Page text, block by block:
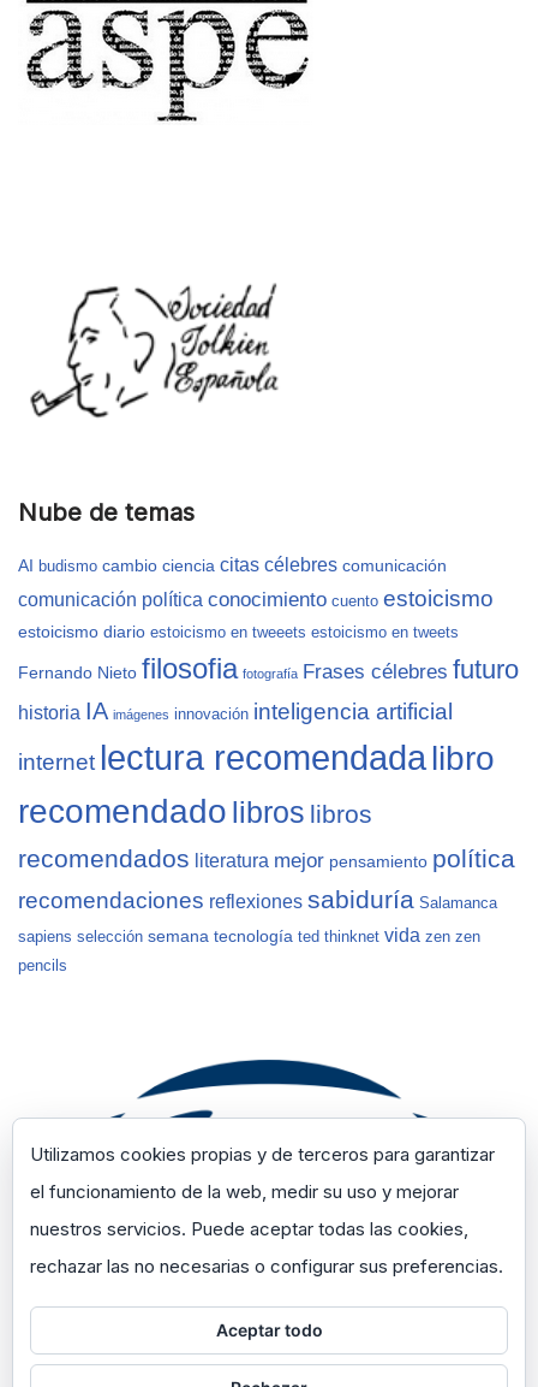
Nube de temas
AI budismo cambio ciencia citas célebres comunicación
comunicación política conocimiento cuento estoicismo
estoicismo diario estoicismo en tweeets estoicismo en tweets
Fernando Nieto filosofia fotografía Frases célebres futuro
historia IA imágenes innovación inteligencia artificial
internet lectura recomendadalibro
recomendado libros libros
recomendados literatura mejor pensamiento política
recomendaciones reflexiones sabiduría Salamanca
sapiens selección semana tecnología ted thinknet vida zen zen
pencils
Utilizamos cookies propias y de terceros para garantizar
el funcionamiento de la web, medir su uso y mejorar
nuestros servicios. Puede aceptar todas las cookies,
rechazar las no necesarias o configurar sus preferencias.
Aceptar todo